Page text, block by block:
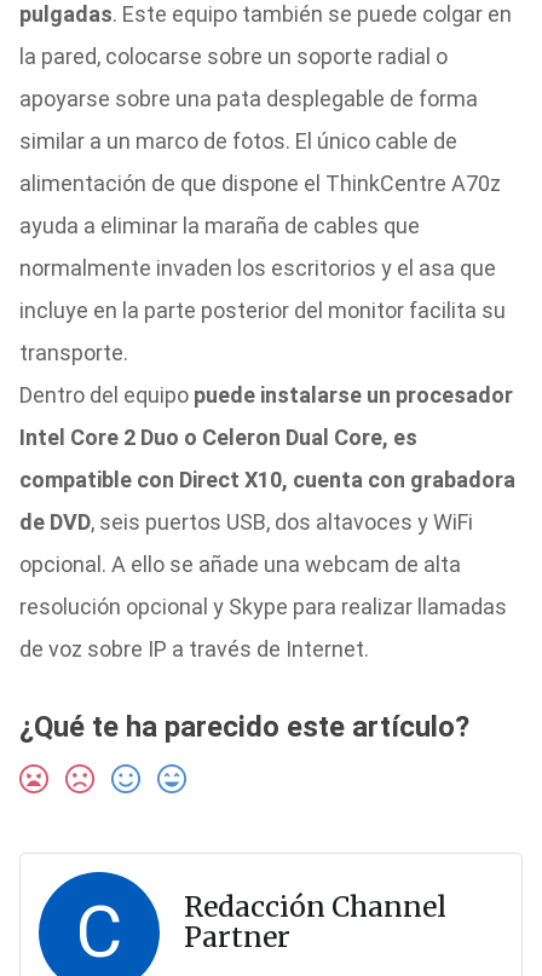
pulgadas. Este equipo también se puede colgar en
la pared, colocarse sobre un soporte radial o
apoyarse sobre una pata desplegable de forma
similar a un marco de fotos. El único cable de
alimentación de que dispone el ThinkCentre A70z
ayuda a eliminar la maraña de cables que
normalmente invaden los escritorios y el asa que
incluye en la parte posterior del monitor facilita su
transporte.
Dentro del equipo puede instalarse un procesador
Intel Core 2 Duo o Celeron Dual Core, es
compatible con Direct X10, cuenta con grabadora
de DVD, seis puertos USB, dos altavoces y WiFi
opcional. A ello se añade una webcam de alta
resolución opcional y Skype para realizar llamadas
de voz sobre IP a través de Internet.
¿Qué te ha parecido este artículo?
C
Redacción Channel
Partner